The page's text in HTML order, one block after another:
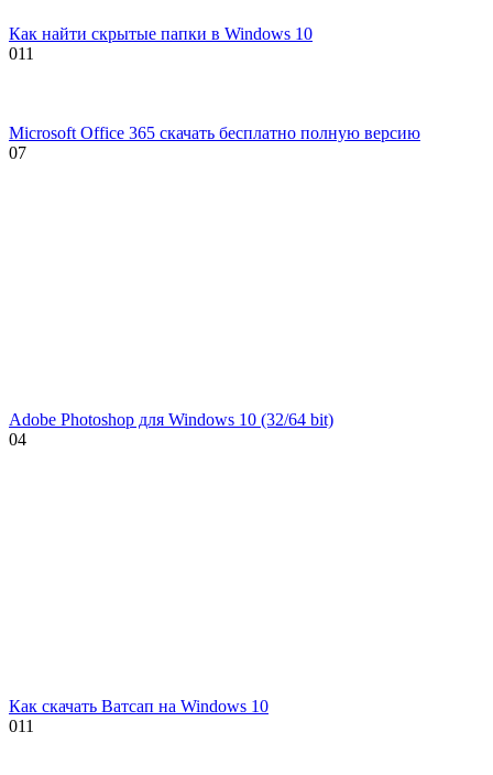
Как найти скрытые папки в Windows 10
011
Microsoft Office 365 скачать бесплатно полную версию
07
Adobe Photoshop для Windows 10 (32/64 bit)
04
Как скачать Ватсап на Windows 10
011